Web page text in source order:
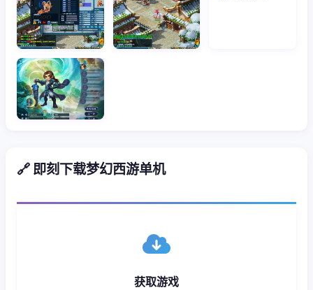
🔗 即刻下载梦幻西游单机
获取游戏